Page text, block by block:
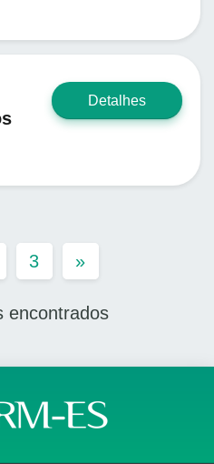
Detalhes
3 »
encontrados